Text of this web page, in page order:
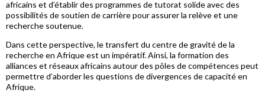
africains et d’établir des programmes de tutorat solide avec des
possibilités de soutien de carrière pour assurer la relève et une
recherche soutenue.
Dans cette perspective, le transfert du centre de gravité de la
recherche en Afrique est un impératif. Ainsi, la formation des
alliances et réseaux africains autour des pôles de compétences peut
permettre d’aborder les questions de divergences de capacité en
Afrique.